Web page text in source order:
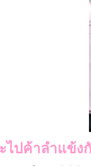
ไปค้าลำแข้